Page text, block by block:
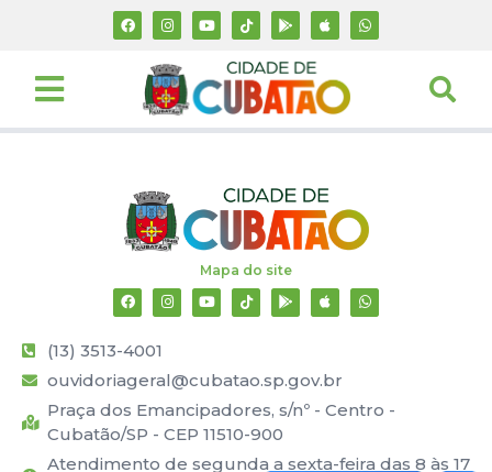
Mapa do site
(13) 3513-4001
ouvidoriageral@cubatao.sp.gov.br
Praça dos Emancipadores, s/nº - Centro -
Cubatão/SP - CEP 11510-900
Atendimento de segunda a sexta-feira das 8 às 17